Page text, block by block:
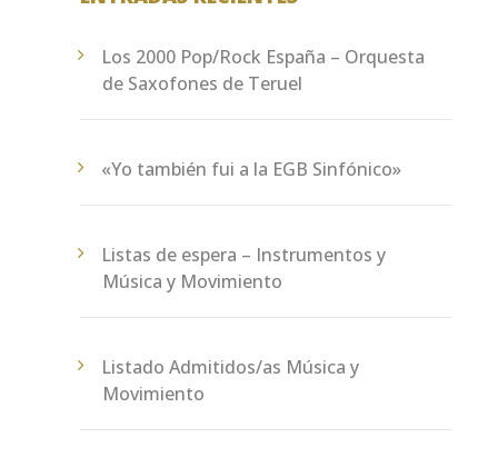
Los 2000 Pop/Rock España – Orquesta
de Saxofones de Teruel
«Yo también fui a la EGB Sinfónico»
Listas de espera – Instrumentos y
Música y Movimiento
Listado Admitidos/as Música y
Movimiento